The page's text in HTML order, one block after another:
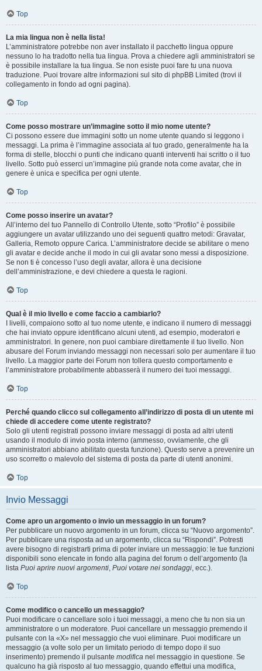
Top
La mia lingua non è nella lista!
L’amministratore potrebbe non aver installato il pacchetto lingua oppure
nessuno lo ha tradotto nella tua lingua. Prova a chiedere agli amministratori se
è possibile installare la tua lingua. Se non esiste puoi fare tu una nuova
traduzione. Puoi trovare altre informazioni sul sito di phpBB Limited (trovi il
collegamento in fondo ad ogni pagina).
Top
Come posso mostrare un’immagine sotto il mio nome utente?
Ci possono essere due immagini sotto un nome utente quando si leggono i
messaggi. La prima è l’immagine associata al tuo grado, generalmente ha la
forma di stelle, blocchi o punti che indicano quanti interventi hai scritto o il tuo
livello. Sotto può esserci un’immagine più grande nota come avatar, che in
genere è unica e specifica per ogni utente.
Top
Come posso inserire un avatar?
All’interno del tuo Pannello di Controllo Utente, sotto “Profilo” è possibile
aggiungere un avatar utilizzando uno dei seguenti quattro metodi: Gravatar,
Galleria, Remoto oppure Carica. L’amministratore decide se abilitare o meno
gli avatar e decide anche il modo in cui gli avatar sono messi a disposizione.
Se non ti è concesso l’uso degli avatar, allora è una decisione
dell’amministrazione, e devi chiedere a questa le ragioni.
Top
Qual è il mio livello e come faccio a cambiarlo?
I livelli, compaiono sotto al tuo nome utente, e indicano il numero di messaggi
che hai inviato oppure identificano alcuni utenti, ad esempio, moderatori e
amministratori. In genere, non puoi cambiare direttamente il tuo livello. Non
abusare del Forum inviando messaggi non necessari solo per aumentare il tuo
livello. La maggior parte dei Forum non tollera questo comportamento e
l’amministratore probabilmente abbasserà il numero dei tuoi messaggi.
Top
Perché quando clicco sul collegamento all’indirizzo di posta di un utente mi
chiede di accedere come utente registrato?
Solo gli utenti registrati possono inviare messaggi di posta ad altri utenti
usando il modulo di invio posta interno (ammesso, ovviamente, che gli
amministratori abbiano abilitato questa funzione). Questo serve a prevenire un
uso scorretto o malevolo del sistema di posta da parte di utenti anonimi.
Top
Invio Messaggi
Come apro un argomento o invio un messaggio in un forum?
Per pubblicare un nuovo argomento in un forum, clicca su “Nuovo argomento”.
Per pubblicare una risposta ad un argomento, clicca su “Rispondi”. Potresti
avere bisogno di registrarti prima di poter inviare un messaggio: le tue funzioni
disponibili sono elencate in fondo alla pagina del forum o dell’argomento (la
lista Puoi aprire nuovi argomenti, Puoi votare nei sondaggi, ecc.).
Top
Come modifico o cancello un messaggio?
Puoi modificare o cancellare solo i tuoi messaggi, a meno che tu non sia un
amministratore o un moderatore. Puoi cancellare un messaggio premendo il
pulsante con la «X» nel messaggio che vuoi eliminare. Puoi modificare un
messaggio (a volte solo per un limitato periodo di tempo dopo il suo
inserimento) premendo il pulsante modifica nel messaggio in questione. Se
qualcuno ha già risposto al tuo messaggio, quando effettui una modifica,